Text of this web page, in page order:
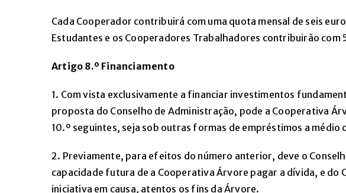
Cada Cooperador contribuirá com uma quota mensal de seis
Estudantes e os Cooperadores Trabalhadores contribuirão
Artigo 8.º Financiamento
1. Com vista exclusivamente a financiar investimentos
proposta do Conselho de Administração, pode a Cooperativa
10.º seguintes, seja sob outras formas de empréstimos a médio
2. Previamente, para efeitos do número anterior, deve o
capacidade futura de a Cooperativa Árvore pagar a dívida, e
iniciativa em causa, atentos os fins da Árvore.